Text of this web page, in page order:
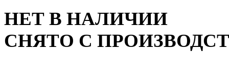
НЕТ В НАЛИЧИИ
СНЯТО С